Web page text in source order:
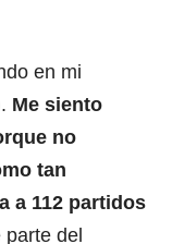
en mi
Me siento
no
tan
a 112 partidos
parte del